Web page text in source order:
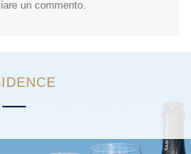
un commento.